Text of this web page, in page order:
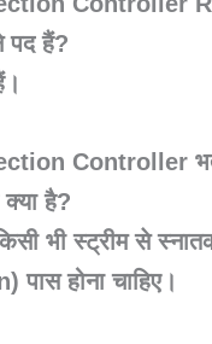
पद हैं?
Controller
क्या है?
भी स्ट्रीम से
होना चाहिए।